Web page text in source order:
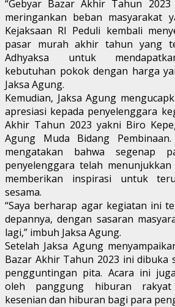
“Gebyar Bazar Akhir Tahun
meringankan beban masyarakat
Kejaksaan RI Peduli kembali
pasar murah akhir tahun yang
Adhyaksa untuk
kebutuhan pokok dengan harga
Jaksa Agung.
Kemudian, Jaksa Agung
apresiasi kepada penyelenggara
Akhir Tahun 2023 yakni Biro
Agung Muda Bidang
mengatakan bahwa segenap
penyelenggara telah
memberikan inspirasi untuk
sesama.
“Saya berharap agar kegiatan ini
depannya, dengan sasaran
lagi,” imbuh Jaksa Agung.
Setelah Jaksa Agung
Bazar Akhir Tahun 2023 ini dibuka
pengguntingan pita. Acara ini
oleh panggung hiburan
kesenian dan hiburan bagi para